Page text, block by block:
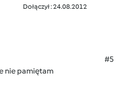
Dołączył : 24.08.2012
#5
nie pamiętam